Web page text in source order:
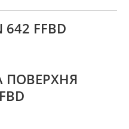
FFBD
ПОВЕРХНЯ